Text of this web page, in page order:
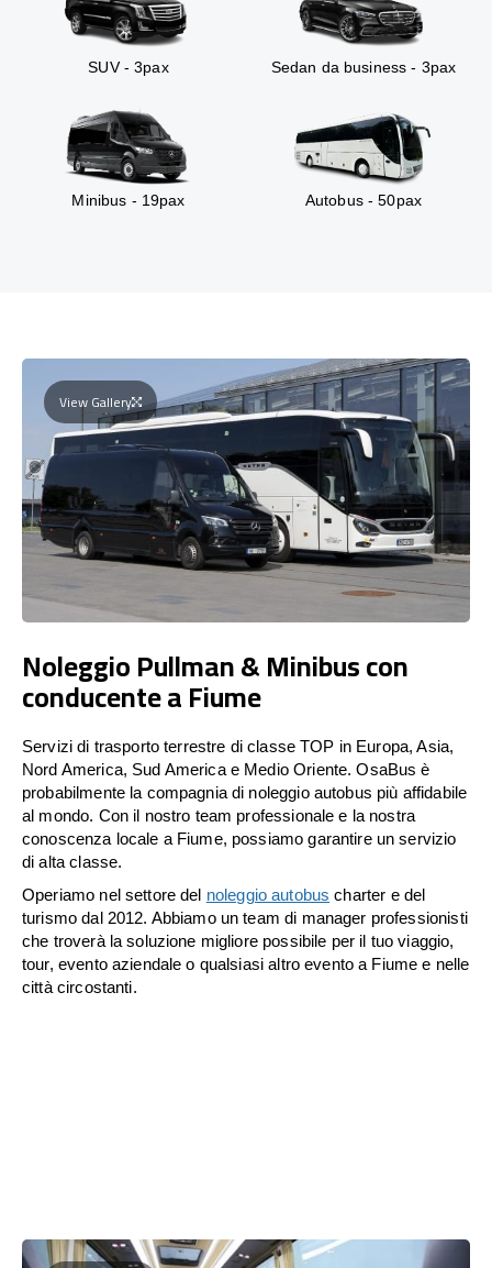
SUV - 3pax Sedan da business - 3pax
Minibus - 19pax Autobus - 50pax
View Gallery
Noleggio Pullman & Minibus con
conducente a Fiume
Servizi di trasporto terrestre di classe TOP in Europa, Asia,
Nord America, Sud America e Medio Oriente. OsaBus è
probabilmente la compagnia di noleggio autobus più affidabile
al mondo. Con il nostro team professionale e la nostra
conoscenza locale a Fiume, possiamo garantire un servizio
di alta classe.
Operiamo nel settore del noleggio autobus charter e del
turismo dal 2012. Abbiamo un team di manager professionisti
che troverà la soluzione migliore possibile per il tuo viaggio,
tour, evento aziendale o qualsiasi altro evento a Fiume e nelle
città circostanti.